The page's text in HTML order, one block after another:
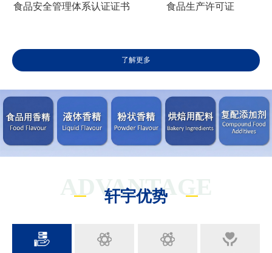
食品安全管理体系认证证书 食品生产许可证
了解更多
ADVANTAGE
轩宇优势